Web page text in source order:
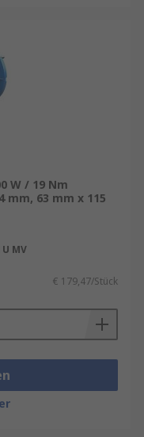
W / 19 Nm
mm, 63 mm x 115
MV
€ 179,47/Stück